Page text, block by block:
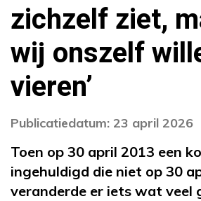
zichzelf ziet,
wij onszelf
vieren’
Publicatiedatum: 23 april 2026
Toen op 30 april 2013 een
ingehuldigd die niet op 30
veranderde er iets wat veel